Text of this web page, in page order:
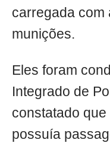
carregada com
munições.
Eles foram
Integrado de
constatado
possuía